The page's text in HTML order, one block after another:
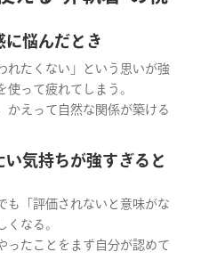
悩んだとき
れたくない」という思いが強
って疲れてしまう。
えって自然な関係が築ける
気持ちが強すぎると
も「評価されないと意味がな
なる。
たことをまず自分が認めて